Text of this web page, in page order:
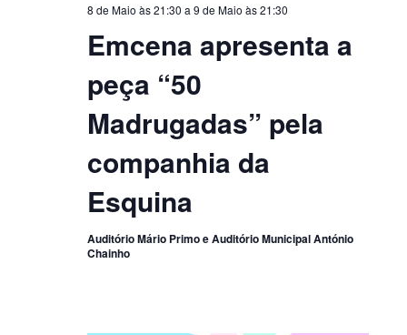
Emcena apresenta a
peça “50
Madrugadas” pela
companhia da
Esquina
8 de Maio às 21:30 a 9 de Maio às 21:30
Auditório Mário Primo e Auditório Municipal António
Chainho